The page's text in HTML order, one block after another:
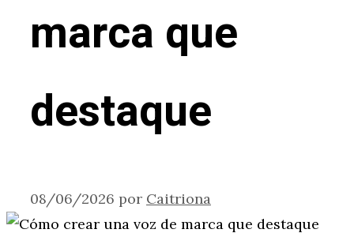
marca que
destaque
08/06/2026 por Caitriona